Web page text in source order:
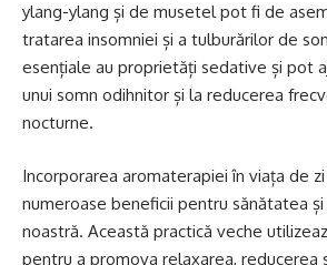
ylang-ylang și de musetel pot fi de
tratarea insomniei și a tulburărilor de
esențiale au proprietăți sedative și pot
unui somn odihnitor și la reducerea
nocturne.
Incorporarea aromaterapiei în viața de
numeroase beneficii pentru sănătatea
noastră. Această practică veche
pentru a promova relaxarea, reducerea